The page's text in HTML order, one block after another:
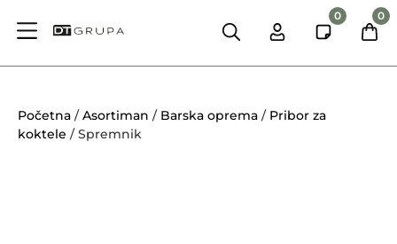
0 0
Početna /Asortiman / Barska oprema / Pribor za
koktele / Spremnik